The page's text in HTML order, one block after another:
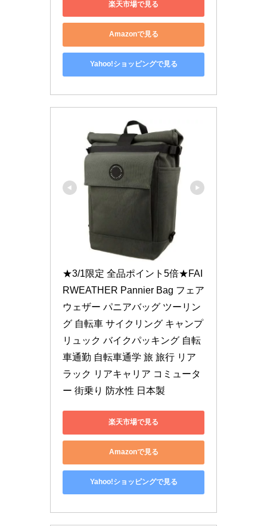
楽天市場で見る
Amazonで見る
Yahoo!ショッピングで見る
★3/1限定 全品ポイント5倍★FAI
RWEATHER Pannier Bag フェア
ウェザー パニアバッグ ツーリン
グ 自転車 サイクリング キャンプ
リュック バイクパッキング 自転
車通勤 自転車通学 旅 旅行 リア
ラック リアキャリア コミュータ
ー 街乗り 防水性 日本製
楽天市場で見る
Amazonで見る
Yahoo!ショッピングで見る